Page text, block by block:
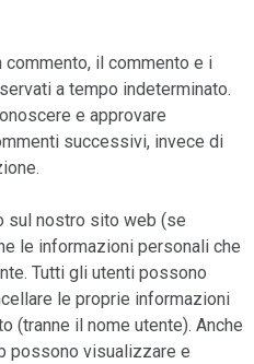
commento, il commento e i
a tempo indeterminato.
e approvare
successivi, invece di
sul nostro sito web (se
le informazioni personali che
Tutti gli utenti possono
le proprie informazioni
(tranne il nome utente). Anche
possono visualizzare e